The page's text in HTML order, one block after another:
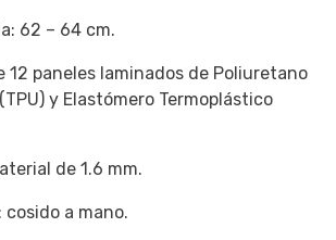
62 – 64 cm.
12 paneles laminados de Poliuretano
y Elastómero Termoplástico
de 1.6 mm.
a mano.